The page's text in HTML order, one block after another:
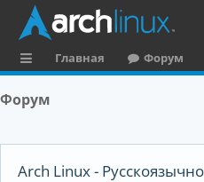
ы
к
Главная Форум
Форум
Arch Linux -